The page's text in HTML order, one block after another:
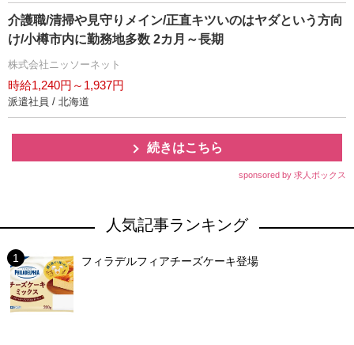
介護職/清掃や見守りメイン/正直キツいのはヤダという方向
け/小樽市内に勤務地多数 2カ月～長期
株式会社ニッソーネット
時給1,240円～1,937円
派遣社員 / 北海道
続きはこちら
sponsored by 求人ボックス
人気記事ランキング
フィラデルフィアチーズケーキ登場